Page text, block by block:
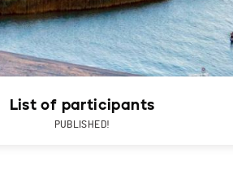
List of participants
PUBLISHED!